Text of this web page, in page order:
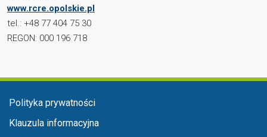
www.rcre.opolskie.pl
tel.: +48 77 404 75 30
REGON: 000 196 718
Menu stopka
Polityka prywatności
Klauzula informacyjna